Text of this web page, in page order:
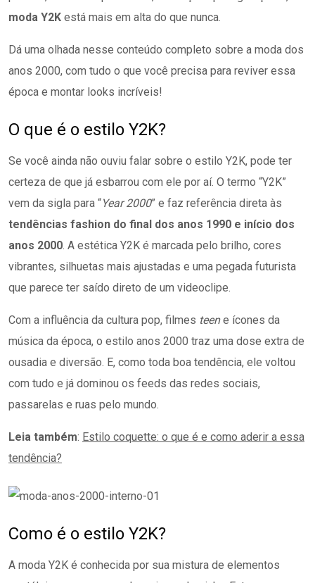
moda Y2K está mais em alta do que nunca.
Dá uma olhada nesse conteúdo completo sobre a moda dos
anos 2000, com tudo o que você precisa para reviver essa
época e montar looks incríveis!
O que é o estilo Y2K?
Se você ainda não ouviu falar sobre o estilo Y2K, pode ter
certeza de que já esbarrou com ele por aí. O termo “Y2K”
vem da sigla para “Year 2000” e faz referência direta às
tendências fashion do final dos anos 1990 e início dos
anos 2000. A estética Y2K é marcada pelo brilho, cores
vibrantes, silhuetas mais ajustadas e uma pegada futurista
que parece ter saído direto de um videoclipe.
Com a influência da cultura pop, filmes teene ícones da
música da época, o estilo anos 2000 traz uma dose extra de
ousadia e diversão. E, como toda boa tendência, ele voltou
com tudo e já dominou os feeds das redes sociais,
passarelas e ruas pelo mundo.
Leia também: Estilo coquette: o que é e como aderir a essa
tendência?
Como é o estilo Y2K?
A moda Y2K é conhecida por sua mistura de elementos